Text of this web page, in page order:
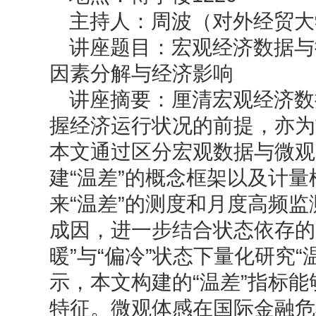
主持人：周波（对外经贸
讲座题目：宏观经济数据
因素分解与经济影响
讲座摘要：厘清宏观经济
握经济运行状况的前提，亦
本文通过区分宏观数据与微
建“温差”的概念框架以及计
来“温差”的测度和月度高频
成因，进一步结合状态依存
暖”与“偏冷”状态下量化研究
示，本文构建的“温差”指标
特征。微观体感在国际金融